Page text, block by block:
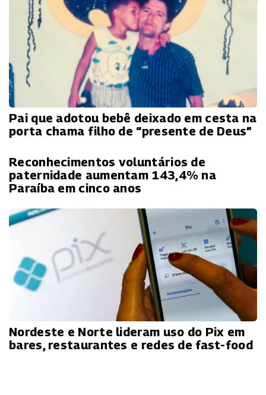
Pai que adotou bebê deixado em cesta na
porta chama filho de “presente de Deus”
Reconhecimentos voluntários de
paternidade aumentam 143,4% na
Paraíba em cinco anos
Nordeste e Norte lideram uso do Pix em
bares, restaurantes e redes de fast-food